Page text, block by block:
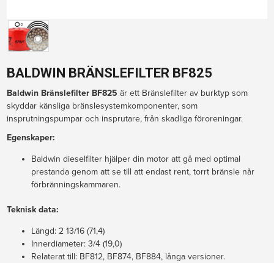
BALDWIN BRÄNSLEFILTER BF825
Baldwin Bränslefilter BF825 är ett Bränslefilter av burktyp som
skyddar känsliga bränslesystemkomponenter, som
insprutningspumpar och insprutare, från skadliga föroreningar.
Egenskaper:
Baldwin dieselfilter hjälper din motor att gå med optimal
prestanda genom att se till att endast rent, torrt bränsle når
förbränningskammaren.
Teknisk data:
Längd:2 13/16 (71,4)
Innerdiameter:3/4 (19,0)
Relaterat till: BF812, BF874, BF884, långa versioner.